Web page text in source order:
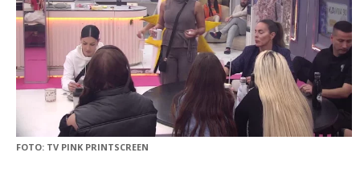
FOTO: TV PINK PRINTSCREEN